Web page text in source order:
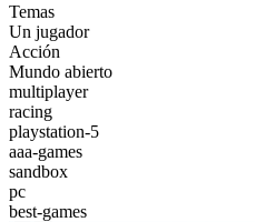
Temas
Un jugador
Acción
Mundo abierto
multiplayer
racing
playstation-5
aaa-games
sandbox
pc
best-games